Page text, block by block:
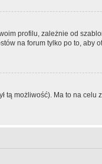
profilu, zależnie od
na forum tylko po to, aby
tą możliwość). Ma to na